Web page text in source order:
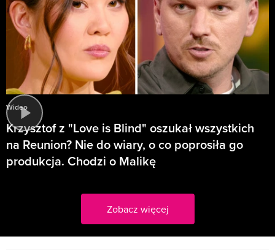
Wideo
Krzysztof z "Love is Blind" oszukał wszystkich
na Reunion? Nie do wiary, o co poprosiła go
produkcja. Chodzi o Malikę
Zobacz więcej